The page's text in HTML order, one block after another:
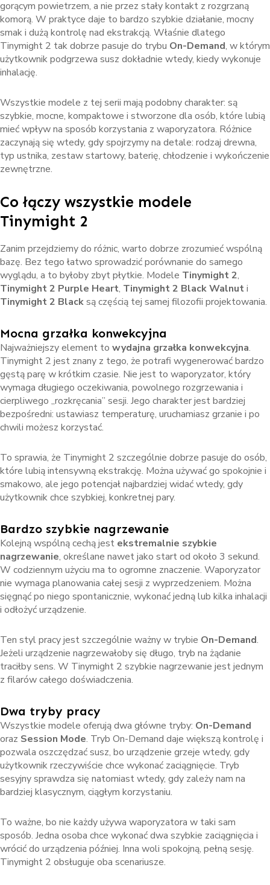
gorącym powietrzem, a nie przez stały kontakt z rozgrzaną
komorą. W praktyce daje to bardzo szybkie działanie, mocny
smak i dużą kontrolę nad ekstrakcją. Właśnie dlatego
Tinymight 2 tak dobrze pasuje do trybu On-Demand, w którym
użytkownik podgrzewa susz dokładnie wtedy, kiedy wykonuje
inhalację.
Wszystkie modele z tej serii mają podobny charakter: są
szybkie, mocne, kompaktowe i stworzone dla osób, które lubią
mieć wpływ na sposób korzystania z waporyzatora. Różnice
zaczynają się wtedy, gdy spojrzymy na detale: rodzaj drewna,
typ ustnika, zestaw startowy, baterię, chłodzenie i wykończenie
zewnętrzne.
Co łączy wszystkie modele
Tinymight 2
Zanim przejdziemy do różnic, warto dobrze zrozumieć wspólną
bazę. Bez tego łatwo sprowadzić porównanie do samego
wyglądu, a to byłoby zbyt płytkie. Modele Tinymight 2,
Tinymight 2 Purple Heart, Tinymight 2 Black Walnuti
Tinymight 2 Blacksą częścią tej samej filozofii projektowania.
Mocna grzałka konwekcyjna
Najważniejszy element to wydajna grzałka konwekcyjna.
Tinymight 2 jest znany z tego, że potrafi wygenerować bardzo
gęstą parę w krótkim czasie. Nie jest to waporyzator, który
wymaga długiego oczekiwania, powolnego rozgrzewania i
cierpliwego „rozkręcania” sesji. Jego charakter jest bardziej
bezpośredni: ustawiasz temperaturę, uruchamiasz grzanie i po
chwili możesz korzystać.
To sprawia, że Tinymight 2 szczególnie dobrze pasuje do osób,
które lubią intensywną ekstrakcję. Można używać go spokojnie i
smakowo, ale jego potencjał najbardziej widać wtedy, gdy
użytkownik chce szybkiej, konkretnej pary.
Bardzo szybkie nagrzewanie
Kolejną wspólną cechą jest ekstremalnie szybkie
nagrzewanie, określane nawet jako start od około 3 sekund.
W codziennym użyciu ma to ogromne znaczenie. Waporyzator
nie wymaga planowania całej sesji z wyprzedzeniem. Można
sięgnąć po niego spontanicznie, wykonać jedną lub kilka inhalacji
i odłożyć urządzenie.
Ten styl pracy jest szczególnie ważny w trybie On-Demand.
Jeżeli urządzenie nagrzewałoby się długo, tryb na żądanie
traciłby sens. W Tinymight 2 szybkie nagrzewanie jest jednym
z filarów całego doświadczenia.
Dwa tryby pracy
Wszystkie modele oferują dwa główne tryby: On-Demand
oraz Session Mode. Tryb On-Demand daje większą kontrolę i
pozwala oszczędzać susz, bo urządzenie grzeje wtedy, gdy
użytkownik rzeczywiście chce wykonać zaciągnięcie. Tryb
sesyjny sprawdza się natomiast wtedy, gdy zależy nam na
bardziej klasycznym, ciągłym korzystaniu.
To ważne, bo nie każdy używa waporyzatora w taki sam
sposób. Jedna osoba chce wykonać dwa szybkie zaciągnięcia i
wrócić do urządzenia później. Inna woli spokojną, pełną sesję.
Tinymight 2 obsługuje oba scenariusze.